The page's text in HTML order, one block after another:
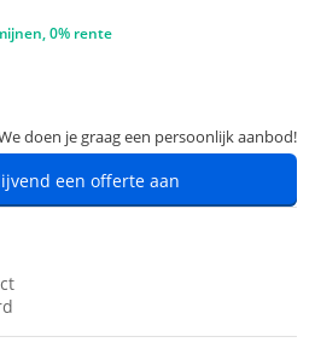
0% rente
doen je graag een persoonlijk aanbod!
een offerte aan